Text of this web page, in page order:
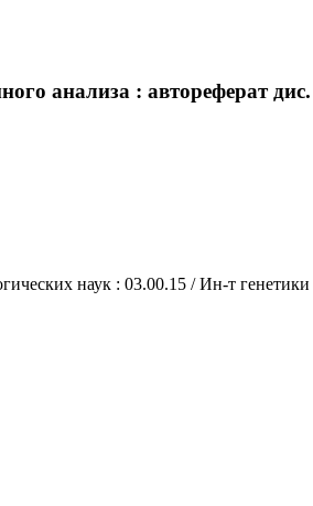
анализа : автореферат
наук : 03.00.15 / Ин-т